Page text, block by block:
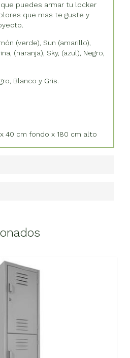
puedes armar tu locker
que mas te guste y
(verde), Sun (amarillo),
(naranja), Sky, (azul), Negro,
Blanco y Gris.
40 cm fondo x 180 cm alto